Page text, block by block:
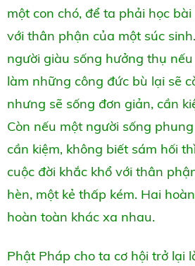
một con chó, để ta phải học
với thân phận của một súc
người giàu sống hưởng thụ nếu
làm những công đức bù lại sẽ
nhưng sẽ sống đơn giản, cần
Còn nếu một người sống
cần kiệm, không biết sám hối
cuộc đời khắc khổ với thân
hèn, một kẻ thấp kém. Hai
hoàn toàn khác xa nhau.
Phật Pháp cho ta cơ hội trở lại